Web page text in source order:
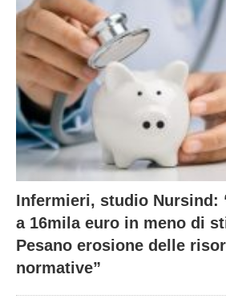
Infermieri, studio Nursind:
a 16mila euro in meno di
Pesano erosione delle
normative”